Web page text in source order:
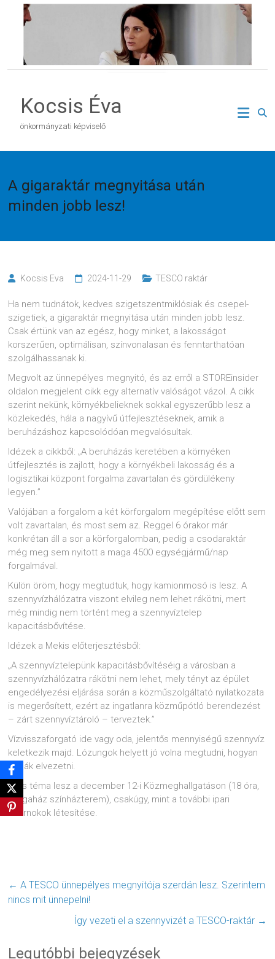
Kocsis Éva
önkormányzati képviselő
A gigaraktár megnyitása után
minden jobb lesz!
Kocsis Eva 2024-11-29 TESCO raktár
Ha nem tudnátok, kedves szigetszentmiklósiak és csepel-
szigetiek, a gigaraktár megnyitása után minden jobb lesz.
Csak értünk van az egész, hogy minket, a lakosságot
korszerűen, optimálisan, színvonalasan és fenntarthatóan
szolgálhassanak ki.
Megvolt az ünnepélyes megnyitó, és az erről a STOREinsider
oldalon megjelent cikk egy alternatív valóságot vázol. A cikk
szerint nekünk, környékbelieknek sokkal egyszerűbb lesz a
közlekedés, hála a nagyívű útfejlesztéseknek, amik a
beruházáshoz kapcsolódóan megvalósultak.
Idézek a cikkből: „A beruházás keretében a környéken
útfejlesztés is zajlott, hogy a környékbeli lakosság és a
logisztikai központ forgalma zavartalan és gördülékeny
legyen.”
Valójában a forgalom a két körforgalom megépítése előtt sem
volt zavartalan, és most sem az. Reggel 6 órakor már
konkrétan áll a sor a körforgalomban, pedig a csodaraktár
még meg sem nyitott a maga 4500 egységjármű/nap
forgalmával.
Külön öröm, hogy megtudtuk, hogy kamionmosó is lesz. A
szennyvízhálózatra viszont elvileg nem lehet rákötni, mert
még mindig nem történt meg a szennyvíztelep
kapacitásbővítése.
Idézek a Mekis előterjesztésből:
„A szennyvíztelepünk kapacitásbővítéséig a városban a
szennyvízhálózatra rákötni nem lehet, mely tényt az épület
engedélyezési eljárása során a közműszolgáltató nyilatkozata
is megerősített, ezért az ingatlanra közműpótló berendezést
– zárt szennyvíztároló – terveztek.”
Vízvisszaforgató ide vagy oda, jelentős mennyiségű szennyvíz
keletkezik majd. Lózungok helyett jó volna megtudni, hogyan
fogják elvezetni.
Ez is téma lesz a december 12-i Közmeghallgatáson (18 óra,
Sárgaház színházterem), csakúgy, mint a további ipari
csarnokok létesítése.
← A TESCO ünnepélyes megnyitója szerdán lesz. Szerintem
nincs mit ünnepelni!
Így vezeti el a szennyvizét a TESCO-raktár →
Legutóbbi bejegyzések